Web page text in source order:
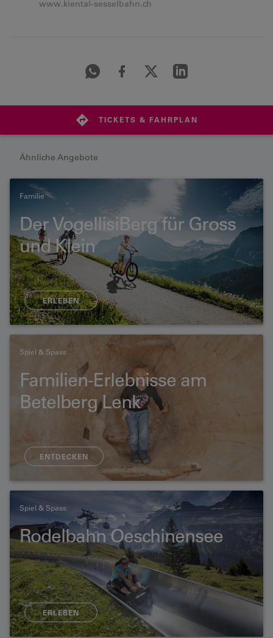
www.kiental-sesselbahn.ch
TICKETS & FAHRPLAN
Ähnliche Angebote
Familie
Der VogellisiBerg für Gross
und Klein
ERLEBEN
Spiel & Spass
Familien-Erlebnisse am
Betelberg Lenk
ENTDECKEN
Spiel & Spass
Rodelbahn Oeschinensee
ERLEBEN